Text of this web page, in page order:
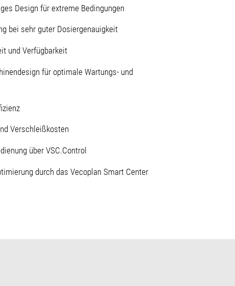
Design für extreme Bedingungen
bei sehr guter Dosiergenauigkeit
und Verfügbarkeit
für optimale Wartungs- und
Verschleißkosten
über VSC.Control
durch das Vecoplan Smart Center